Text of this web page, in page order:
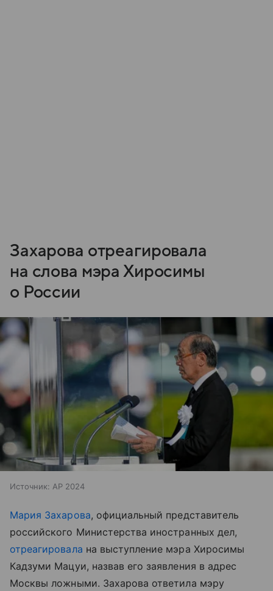
Захарова отреагировала
на слова мэра Хиросимы
о России
Источник: AP 2024
Мария Захарова, официальный представитель
российского Министерства иностранных дел,
отреагировала на выступление мэра Хиросимы
Кадзуми Мацуи, назвав его заявления в адрес
Москвы ложными. Захарова ответила мэру